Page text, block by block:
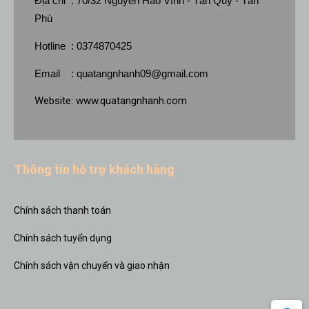
Phú
Hotline : 0374870425
Email : quatangnhanh09@gmail.com
Website: www.quatangnhanh.com
Thông tin hỗ trợ khách hàng
Chính sách thanh toán
Chính sách tuyển dụng
Chính sách vận chuyển và giao nhận